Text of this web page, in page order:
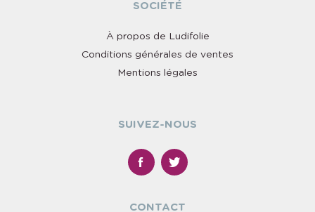
SOCIÉTÉ
À propos de Ludifolie
Conditions générales de ventes
Mentions légales
SUIVEZ-NOUS
CONTACT